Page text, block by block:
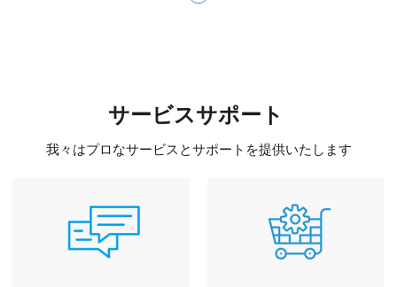
サービスサポート
我々はプロなサービスとサポートを提供いたします